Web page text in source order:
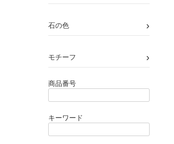
石の色 ›
モチーフ ›
商品番号
キーワード